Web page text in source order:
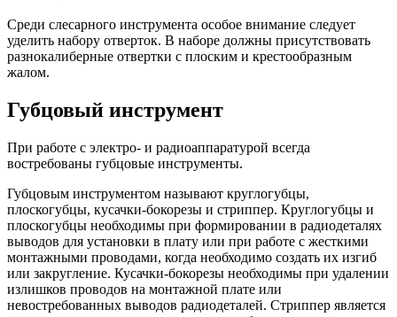
Среди слесарного инструмента особое внимание следует
уделить набору отверток. В наборе должны присутствовать
разнокалиберные отвертки с плоским и крестообразным
жалом.
Губцовый инструмент
При работе с электро- и радиоаппаратурой всегда
востребованы губцовые инструменты.
Губцовым инструментом называют круглогубцы,
плоскогубцы, кусачки-бокорезы и стриппер. Круглогубцы и
плоскогубцы необходимы при формировании в радиодеталях
выводов для установки в плату или при работе с жесткими
монтажными проводами, когда необходимо создать их изгиб
или закругление. Кусачки-бокорезы необходимы при удалении
излишков проводов на монтажной плате или
невостребованных выводов радиодеталей. Стриппер является